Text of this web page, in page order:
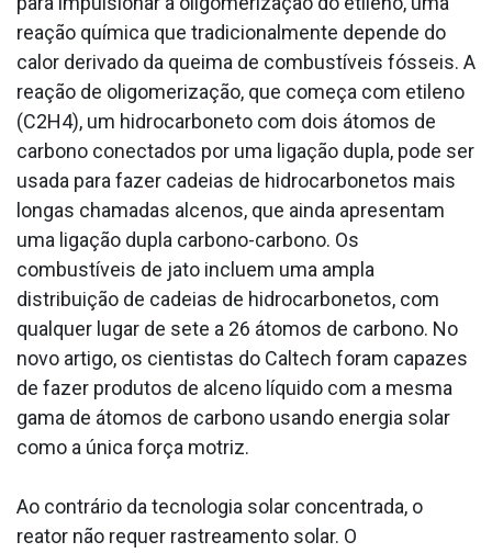
reação química que tradicionalmente depende do
calor derivado da queima de combustíveis fósseis. A
reação de oligomerização, que começa com etileno
(C2H4), um hidrocarboneto com dois átomos de
carbono conectados por uma ligação dupla, pode ser
usada para fazer cadeias de hidrocarbonetos mais
longas chamadas alcenos, que ainda apresentam
uma ligação dupla carbono-carbono. Os
combustíveis de jato incluem uma ampla
distribuição de cadeias de hidrocarbonetos, com
qualquer lugar de sete a 26 átomos de carbono. No
novo artigo, os cientistas do Caltech foram capazes
de fazer produtos de alceno líquido com a mesma
gama de átomos de carbono usando energia solar
como a única força motriz.
Ao contrário da tecnologia solar concentrada, o
reator não requer rastreamento solar. O